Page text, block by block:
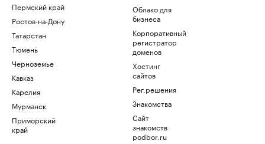
Пермский край
Ростов-на-Дону
Татарстан
Тюмень
Черноземье
Кавказ
Карелия
Мурманск
Приморский
край
Облако для
бизнеса
Корпоративный
регистратор
доменов
Хостинг
сайтов
Рег.решения
Знакомства
Сайт
знакомств
podbor.ru